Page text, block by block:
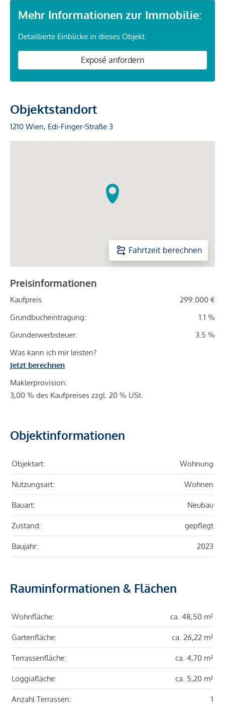
Mehr Informationen zur Immobilie:
Detaillierte Einblicke in dieses Objekt.
Exposé anfordern
Objektstandort
1210 Wien, Edi-Finger-Straße 3
Fahrtzeit berechnen
Preisinformationen
Kaufpreis
299.000 €
Grundbucheintragung:
1.1 %
Grunderwerbsteuer:
3.5 %
Was kann ich mir leisten?
Jetzt berechnen
Maklerprovision:
3,00 % des Kaufpreises zzgl. 20 % USt.
Objektinformationen
Objektart: Wohnung
Nutzungsart: Wohnen
Bauart: Neubau
Zustand: gepflegt
Baujahr: 2023
Rauminformationen & Flächen
Wohnfläche: ca. 48,50 m²
Gartenfläche: ca. 26,22 m²
Terrassenfläche: ca. 4,70 m²
Loggiafläche: ca. 5,20 m²
Anzahl Terrassen: 1